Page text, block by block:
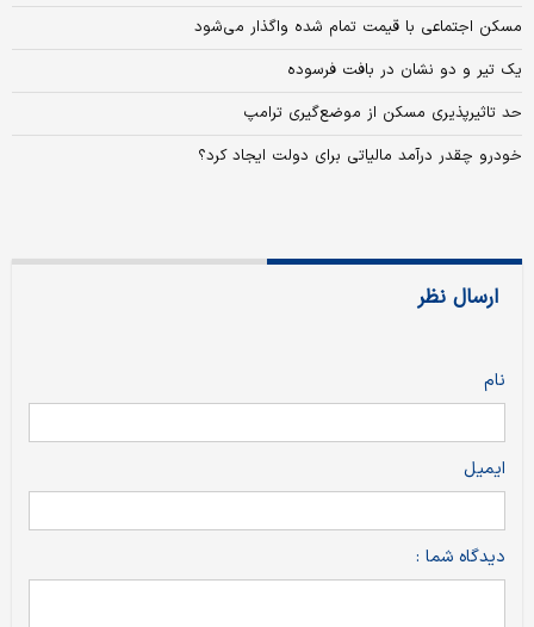
مسکن اجتماعی با قیمت تمام شده واگذار می‌شود
یک تیر و دو نشان در بافت فرسوده
حد تاثیرپذیری مسکن از موضع‌گیری ترامپ
خودرو چقدر درآمد مالیاتی برای دولت ایجاد کرد؟
ارسال نظر
نام
ایمیل
دیدگاه شما :